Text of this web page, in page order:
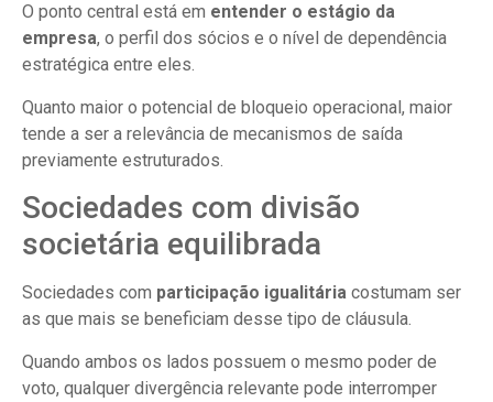
O ponto central está em entender o estágio da
empresa, o perfil dos sócios e o nível de dependência
estratégica entre eles.
Quanto maior o potencial de bloqueio operacional, maior
tende a ser a relevância de mecanismos de saída
previamente estruturados.
Sociedades com divisão
societária equilibrada
Sociedades com participação igualitária costumam ser
as que mais se beneficiam desse tipo de cláusula.
Quando ambos os lados possuem o mesmo poder de
voto, qualquer divergência relevante pode interromper